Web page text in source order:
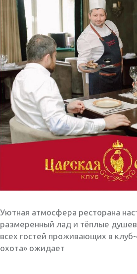
Уютная атмосфера ресторана
размеренный лад и тёплые
всех гостей проживающих в
охота» ожидает